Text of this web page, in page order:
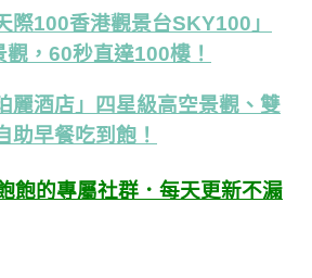
際100香港觀景台SKY100」
，60秒直達100樓！
麗酒店」四星級高空景觀、雙
助早餐吃到飽！
飽的專屬社群．每天更新不漏